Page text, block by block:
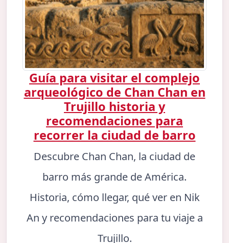
Guía para visitar el complejo
arqueológico de Chan Chan en
Trujillo historia y
recomendaciones para
recorrer la ciudad de barro
Descubre Chan Chan, la ciudad de
barro más grande de América.
Historia, cómo llegar, qué ver en Nik
An y recomendaciones para tu viaje a
Trujillo.